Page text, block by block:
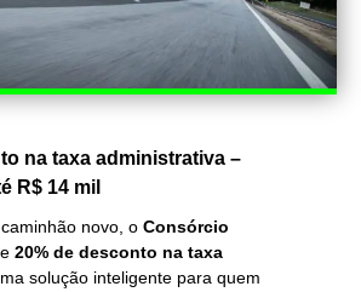
na taxa administrativa –
R$ 14 mil
novo, o Consórcio
20% de desconto na taxa
solução inteligente para quem